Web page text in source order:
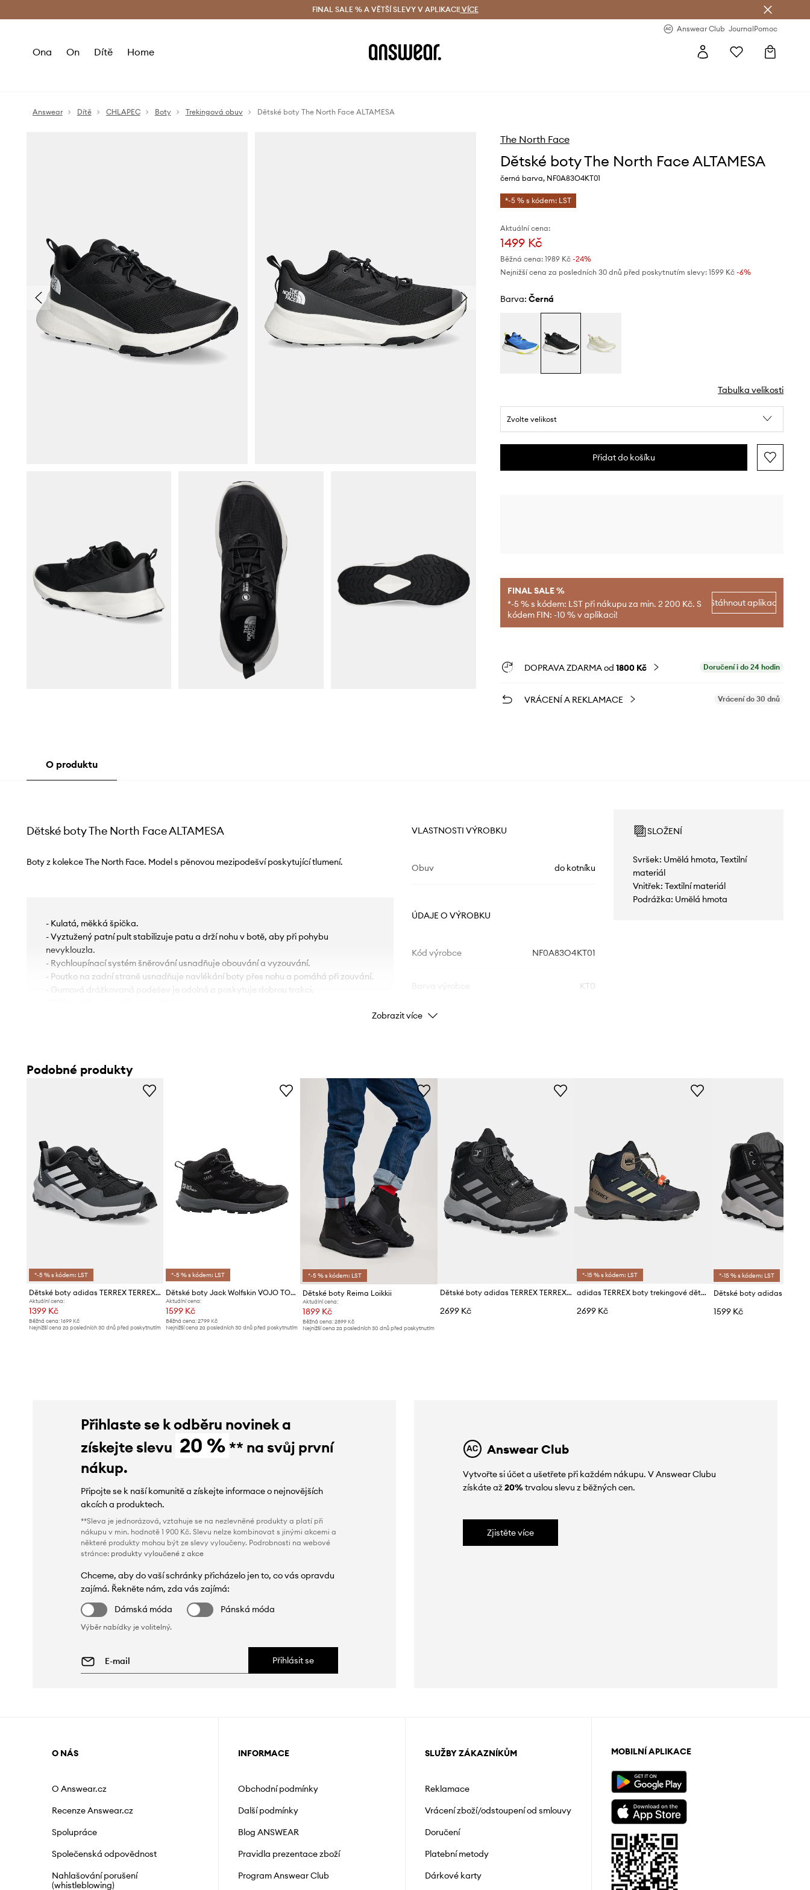
Doručení a vrácení zdarma (od 1800 Kč) Doručení i do 24 h
FINAL SALE % A VĚTŠÍ SLEVY V APLIKACI! VÍCE
Answear Club JournalPomoc
Ona On Dítě Home
Answear Dítě CHLAPEC Boty Trekingová obuv Dětské boty The North Face ALTAMESA
The North Face
Dětské boty The North Face ALTAMESA
černá barva, NF0A83O4KT01
*-5 % s kódem: LST
Aktuální cena:
1499 Kč
Běžná cena: 1989 Kč-24%
Nejnižší cena za posledních 30 dnů před poskytnutím slevy: 1599 Kč -6%
Barva: černá
Tabulka velikosti
Zvolte velikost
Přidat do košíku
FINAL SALE %
*-5 % s kódem: LST při nákupu za min. 2 200 Kč. S
kódem FIN: -10 % v aplikaci!
Stáhnout aplikaci
DOPRAVA ZDARMA od 1800 Kč Doručení i do 24 hodin
VRÁCENÍ A REKLAMACE Vrácení do 30 dnů
O produktu
Dětské boty The North Face ALTAMESA
Boty z kolekce The North Face. Model s pěnovou mezipodešví poskytující tlumení.
- Kulatá, měkká špička.
- Vyztužený patní pult stabilizuje patu a drží nohu v botě, aby při pohybu
nevyklouzla.
- Rychloupínací systém šněrování usnadňuje obouvání a vyzouvání.
- Poutko na zadní straně usnadňuje navlékání boty přes nohu a pomáhá při zouvání.
- Gumová drážkovaná podešev je odolná a poskytuje dobrou trakci.
VLASTNOSTI VÝROBKU
Obuv do kotníku
ÚDAJE O VÝROBKU
Kód výrobce NF0A83O4KT01
KT0
Barva
ID produktu
SLOŽENÍ
Svršek: Umělá hmota, Textilní
materiál
Vnitřek: Textilní materiál
Podrážka: Umělá hmota
Zobrazit více
Podobné produkty
*-5 % s kódem: LST
Dětské boty adidas TERREX TERREX AX4S
Aktuální cena:
1399 Kč
Běžná cena: 1699 Kč
Nejnižší cena za posledních 30 dnů před poskytnutím
*-5 % s kódem: LST
Dětské boty Jack Wolfskin VOJO TOUR TEXAPORE MID K
Aktuální cena:
1599 Kč
Běžná cena:2799 Kč
Nejnižší cena za posledních 30 dnů před poskytnutím
*-5 % s kódem: LST
Dětské boty Reima Loikkii
Aktuální cena:
1899 Kč
Běžná cena: 2899 Kč
Nejnižší cena za posledních 30 dnů před poskytnutím
Dětské boty adidas TERREX TERREX MID GTX
2699 Kč
*-15 % s kódem: LST
adidas TERREX boty trekingové dětské TERREX MID GTX
2699 Kč
*-15 % s kódem: LST
1599 Kč
Přihlaste se k odběru novinek a
získejte slevu 20 % ** na svůj první
nákup.
Připojte se k naší komunitě a získejte informace o nejnovějších
akcích a produktech.
**Sleva je jednorázová, vztahuje se na nezlevněné produkty a platí při
nákupu v min. hodnotě 1 900 Kč. Slevu nelze kombinovat s jinými akcemi a
některé produkty mohou být ze slevy vyloučeny. Podrobnosti na webové
stránce: produkty vyloučené z akce
Chceme, aby do vaší schránky přicházelo jen to, co vás opravdu
zajímá. Řekněte nám, zda vás zajímá:
Dámská móda
Pánská móda
Výběr nabídky je volitelný.
Přihlásit se
Answear Club
Vytvořte si účet a ušetřete při každém nákupu. V Answear Clubu
získáte až20%trvalou slevu z běžných cen.
Zjistěte více
O NÁS
O Answear.cz
Recenze Answear.cz
Spolupráce
Společenská odpovědnost
Nahlašování porušení
(whistleblowing)
INFORMACE
Obchodní podmínky
Další podmínky
Blog ANSWEAR
Pravidla prezentace zboží
Program Answear Club
SLUŽBY ZÁKAZNÍKŮM
Reklamace
Vrácení zboží/odstoupení od smlouvy
Doručení
Platební metody
Dárkové karty
MOBILNÍ APLIKACE